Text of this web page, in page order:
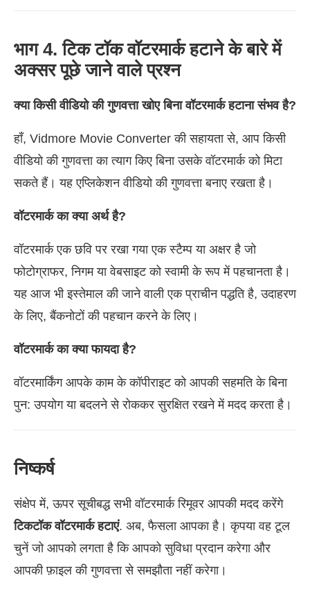
भाग 4. टिक टॉक वॉटरमार्क हटाने के बारे में
अक्सर पूछे जाने वाले प्रश्न
क्या किसी वीडियो की गुणवत्ता खोए बिना वॉटरमार्क हटाना संभव है?
हाँ, Vidmore Movie Converter की सहायता से, आप किसी
वीडियो की गुणवत्ता का त्याग किए बिना उसके वॉटरमार्क को मिटा
सकते हैं। यह एप्लिकेशन वीडियो की गुणवत्ता बनाए रखता है।
वॉटरमार्क का क्या अर्थ है?
वॉटरमार्क एक छवि पर रखा गया एक स्टैम्प या अक्षर है जो
फोटोग्राफर, निगम या वेबसाइट को स्वामी के रूप में पहचानता है।
यह आज भी इस्तेमाल की जाने वाली एक प्राचीन पद्धति है, उदाहरण
के लिए, बैंकनोटों की पहचान करने के लिए।
वॉटरमार्क का क्या फायदा है?
वॉटरमार्किंग आपके काम के कॉपीराइट को आपकी सहमति के बिना
पुन: उपयोग या बदलने से रोककर सुरक्षित रखने में मदद करता है।
निष्कर्ष
संक्षेप में, ऊपर सूचीबद्ध सभी वॉटरमार्क रिमूवर आपकी मदद करेंगे
टिकटॉक वॉटरमार्क हटाएं. अब, फैसला आपका है। कृपया वह टूल
चुनें जो आपको लगता है कि आपको सुविधा प्रदान करेगा और
आपकी फ़ाइल की गुणवत्ता से समझौता नहीं करेगा।